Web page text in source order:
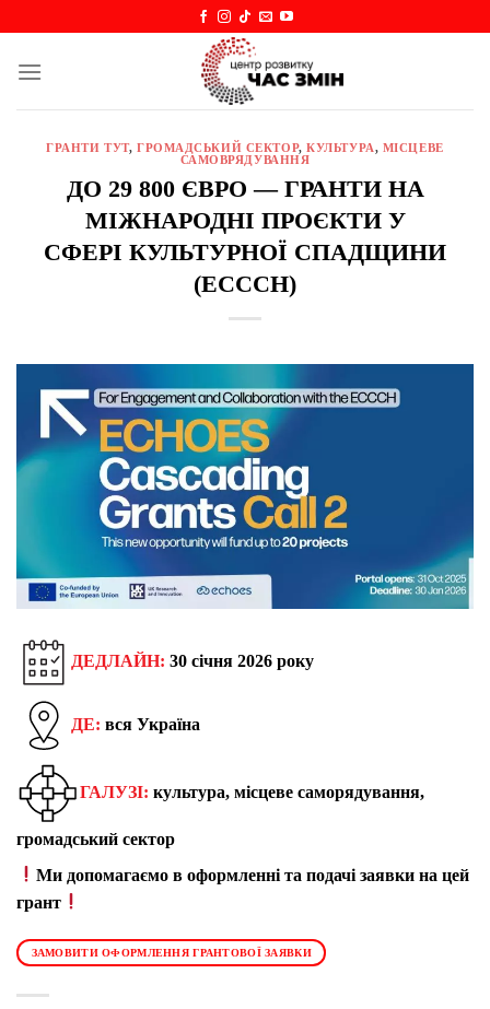
content
ГРАНТИ ТУТ, ГРОМАДСЬКИЙ СЕКТОР,КУЛЬТУРА, МІСЦЕВЕ
САМОВРЯДУВАННЯ
ДО 29 800 ЄВРО — ГРАНТИ НА
МІЖНАРОДНІ ПРОЄКТИ У
СФЕРІ КУЛЬТУРНОЇ СПАДЩИНИ
(ECCCH)
ДЕДЛАЙН: 30 січня 2026 року
ДЕ: вся Україна
ГАЛУЗІ: культура, місцеве саморядування,
громадський сектор
Ми допомагаємо в оформленні та подачі заявки на цей
грант
ЗАМОВИТИ ОФОРМЛЕННЯ ГРАНТОВОЇ ЗАЯВКИ